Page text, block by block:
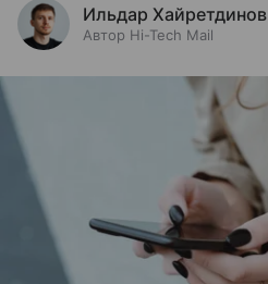
Ильдар Хайретдинов
Автор Hi-Tech Mail